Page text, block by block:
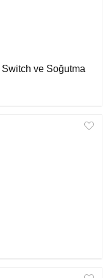
ve Soğutma